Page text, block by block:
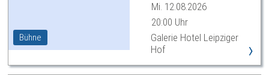
Bühne
Mi. 12.08.2026
20:00 Uhr
Galerie Hotel Leipziger
Hof
›